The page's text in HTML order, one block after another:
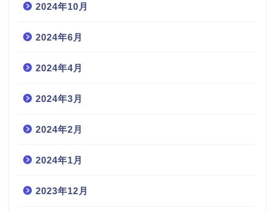
2024年10月
2024年6月
2024年4月
2024年3月
2024年2月
2024年1月
2023年12月